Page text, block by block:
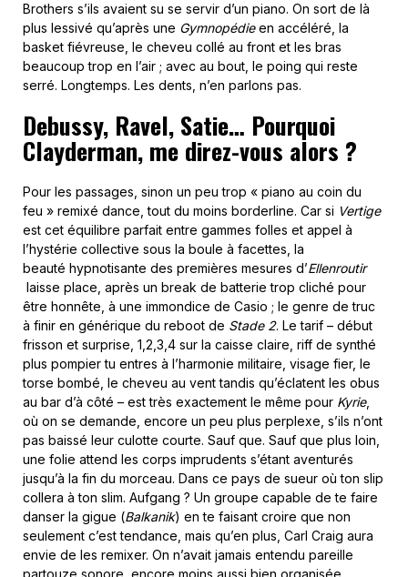
Brothers s’ils avaient su se servir d’un piano. On sort de là
plus lessivé qu’après une Gymnopédieen accéléré, la
basket fiévreuse, le cheveu collé au front et les bras
beaucoup trop en l’air ; avec au bout, le poing qui reste
serré. Longtemps. Les dents, n’en parlons pas.
Debussy, Ravel, Satie… Pourquoi
Clayderman, me direz-vous alors ?
Pour les passages, sinon un peu trop « piano au coin du
feu » remixé dance, tout du moins borderline. Car si Vertige
est cet équilibre parfait entre gammes folles et appel à
l’hystérie collective sous la boule à facettes, la
beauté hypnotisante des premières mesures d’Ellenroutir
laisse place, après un break de batterie trop cliché pour
être honnête, à une immondice de Casio ; le genre de truc
à finir en générique du reboot de Stade 2. Le tarif – début
frisson et surprise, 1,2,3,4 sur la caisse claire, riff de synthé
plus pompier tu entres à l’harmonie militaire, visage fier, le
torse bombé, le cheveu au vent tandis qu’éclatent les obus
au bar d’à côté – est très exactement le même pour Kyrie,
où on se demande, encore un peu plus perplexe, s’ils n’ont
pas baissé leur culotte courte. Sauf que. Sauf que plus loin,
une folie attend les corps imprudents s’étant aventurés
jusqu’à la fin du morceau. Dans ce pays de sueur où ton slip
collera à ton slim. Aufgang ? Un groupe capable de te faire
danser la gigue (Balkanik) en te faisant croire que non
seulement c’est tendance, mais qu’en plus, Carl Craig aura
envie de les remixer. On n’avait jamais entendu pareille